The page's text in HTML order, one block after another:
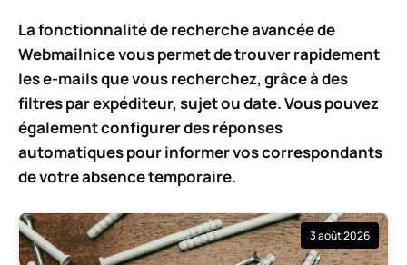
La fonctionnalité de recherche avancée de
Webmailnice vous permet de trouver rapidement
les e-mails que vous recherchez, grâce à des
filtres par expéditeur, sujet ou date. Vous pouvez
également configurer des réponses
automatiques pour informer vos correspondants
de votre absence temporaire.
3 août 2026